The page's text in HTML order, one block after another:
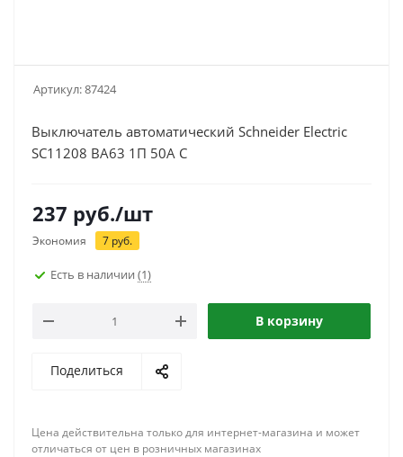
Артикул:87424
Выключатель автоматический Schneider Electric
SC11208 ВА63 1П 50A C
237 руб./шт
Экономия 7 руб.
Есть в наличии (1)
В корзину
Поделиться
Цена действительна только для интернет-магазина и может
отличаться от цен в розничных магазинах